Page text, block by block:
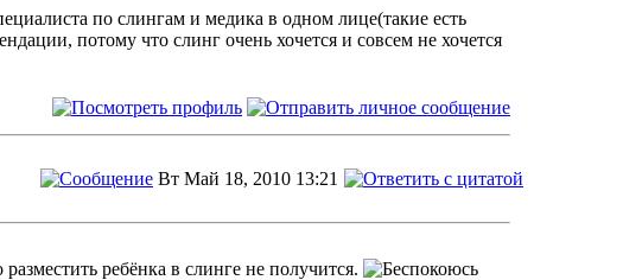
по слингам и медика в одном лице(такие есть
потому что слинг очень хочется и совсем не хочется
Вт Май 18, 2010 13:21
ребёнка в слинге не получится.